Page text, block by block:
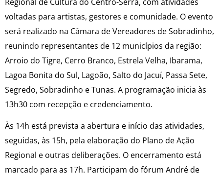
voltadas para artistas, gestores e comunidade. O evento
será realizado na Câmara de Vereadores de Sobradinho,
reunindo representantes de 12 municípios da região:
Arroio do Tigre, Cerro Branco, Estrela Velha, Ibarama,
Lagoa Bonita do Sul, Lagoão, Salto do Jacuí, Passa Sete,
Segredo, Sobradinho e Tunas. A programação inicia às
13h30 com recepção e credenciamento.
Às 14h está prevista a abertura e início das atividades,
seguidas, às 15h, pela elaboração do Plano de Ação
Regional e outras deliberações. O encerramento está
marcado para as 17h. Participam do fórum André de